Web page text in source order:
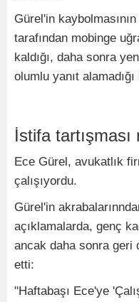
Gürel'in
tarafından mobinge
kaldığı, daha sonra
olumlu yanıt
İstifa tartışması
Ece Gürel, avukatlık
çalışıyordu.
Gürel'in
açıklamalarda, genç
ancak daha sonra geri
etti:
"Haftabaşı Ece'ye